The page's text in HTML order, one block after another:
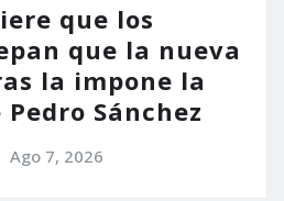
que los
que la nueva
la impone la
Sánchez
Ago 7, 2026